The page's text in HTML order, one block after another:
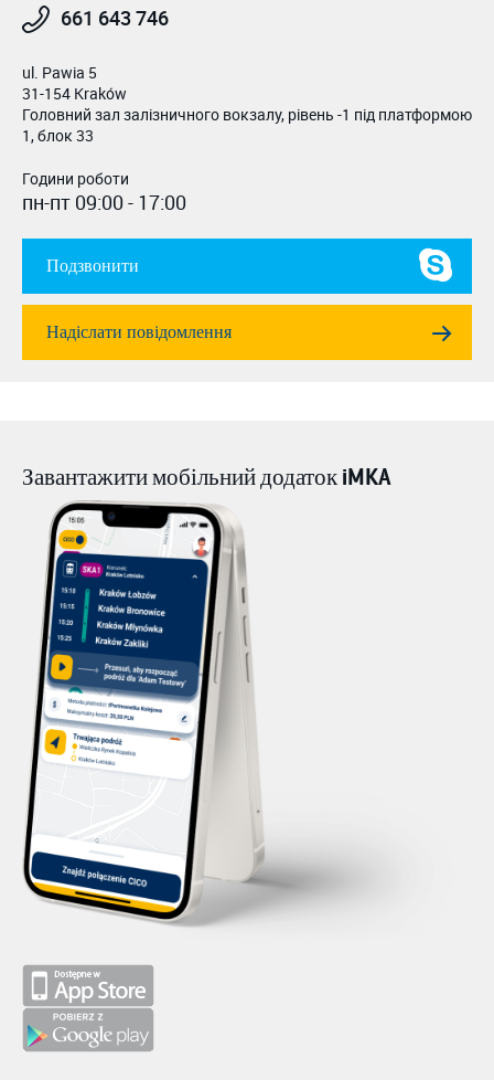
661 643 746
ul. Pawia 5
31-154 Kraków
Головний зал залізничного вокзалу, рівень -1 під платформою
1, блок 33
Години роботи
пн-пт 09:00 - 17:00
Подзвонити
Надіслати повідомлення
Завантажити мобільний додаток iMKA